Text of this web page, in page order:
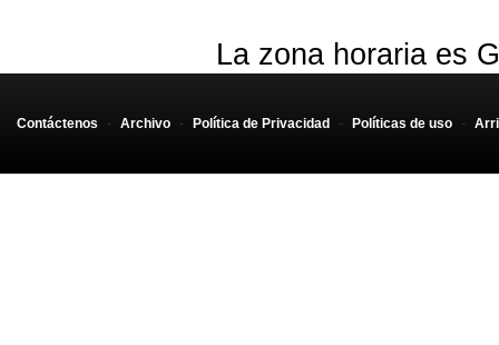
La zona horaria es
Contáctenos - Archivo - Política de Privacidad - Políticas de uso -